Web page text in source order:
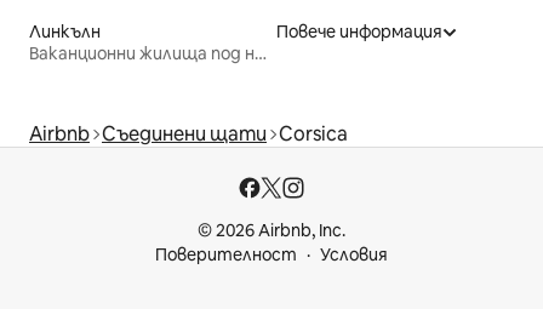
Линкълн
Ваканционни жилища под наем
Повече информация
Airbnb Съединени щати Corsica
© 2026 Airbnb, Inc.
Поверителност
Условия